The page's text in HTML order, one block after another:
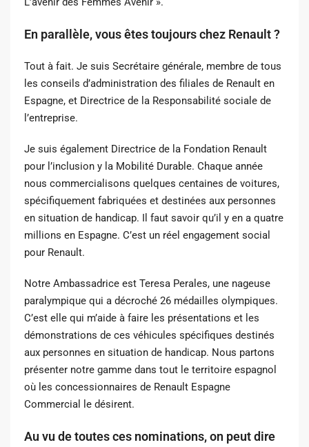
En parallèle, vous êtes toujours chez Renault ?
Tout à fait. Je suis Secrétaire générale, membre de tous
les conseils d’administration des filiales de Renault en
Espagne, et Directrice de la Responsabilité sociale de
l’entreprise.
Je suis également Directrice de la Fondation Renault
pour l’inclusion y la Mobilité Durable. Chaque année
nous commercialisons quelques centaines de voitures,
spécifiquement fabriquées et destinées aux personnes
en situation de handicap. Il faut savoir qu’il y en a quatre
millions en Espagne. C’est un réel engagement social
pour Renault.
Notre Ambassadrice est Teresa Perales, une nageuse
paralympique qui a décroché 26 médailles olympiques.
C’est elle qui m’aide à faire les présentations et les
démonstrations de ces véhicules spécifiques destinés
aux personnes en situation de handicap. Nous partons
présenter notre gamme dans tout le territoire espagnol
où les concessionnaires de Renault Espagne
Commercial le désirent.
Au vu de toutes ces nominations, on peut dire